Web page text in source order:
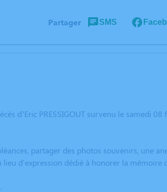
Partager SMS
d’Eric PRESSIGOUT survenu le samedi
partager des photos souvenirs, une
d'expression dédié à honorer la mémoire
.